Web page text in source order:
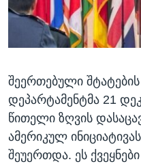
ᲛᲔᲪᲜᲘᲔᲠᲔᲑᲐ
ᲘᲜᲢᲔᲠᲕᲘᲣ
ᲒᲐᲚᲘᲚᲔᲝ
ᲓᲔᲖᲘᲜᲤᲝᲠᲛᲐᲪᲘᲐ
ᲗᲕᲐᲚᲘ ᲒᲕᲐᲓᲔᲕᲜᲔᲗ
შეერთებული
დეპარტამენტმა 21
წითელი ზღვის
ამერიკულ
შეუერთდა. ეს